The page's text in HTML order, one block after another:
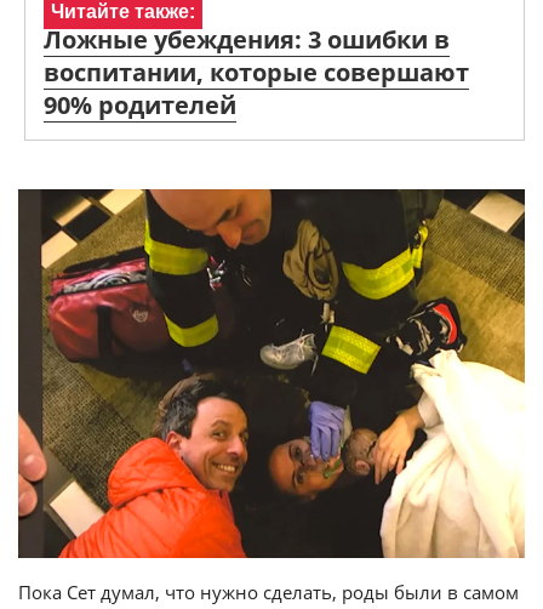
Читайте также:
Ложные убеждения: 3 ошибки в
воспитании, которые совершают
90% родителей
Пока Сет думал, что нужно сделать, роды были в самом